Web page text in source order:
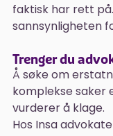
faktisk har rett
sannsynligheten
Trenger du
Å søke om
komplekse saker
vurderer å klage.
Hos Insa